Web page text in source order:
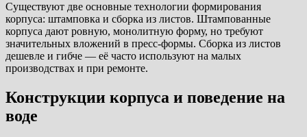
Существуют две основные технологии формирования
корпуса: штамповка и сборка из листов. Штампованные
корпуса дают ровную, монолитную форму, но требуют
значительных вложений в пресс-формы. Сборка из листов
дешевле и гибче — её часто используют на малых
производствах и при ремонте.
Конструкции корпуса и поведение на
воде